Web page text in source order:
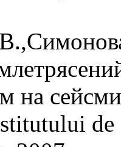
на
de